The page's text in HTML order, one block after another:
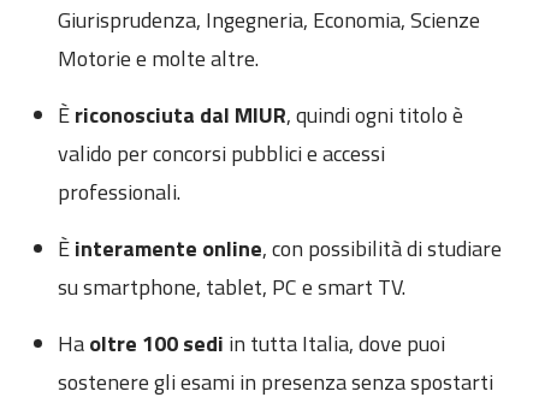
Giurisprudenza, Ingegneria, Economia, Scienze
Motorie e molte altre.
Èriconosciuta dal MIUR, quindi ogni titolo è
valido per concorsi pubblici e accessi
professionali.
Èinteramente online, con possibilità di studiare
su smartphone, tablet, PC e smart TV.
Haoltre 100 sedi in tutta Italia, dove puoi
sostenere gli esami in presenza senza spostarti